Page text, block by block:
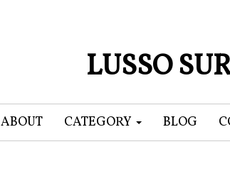
LUSSO
ABOUT CATEGORY BLOG